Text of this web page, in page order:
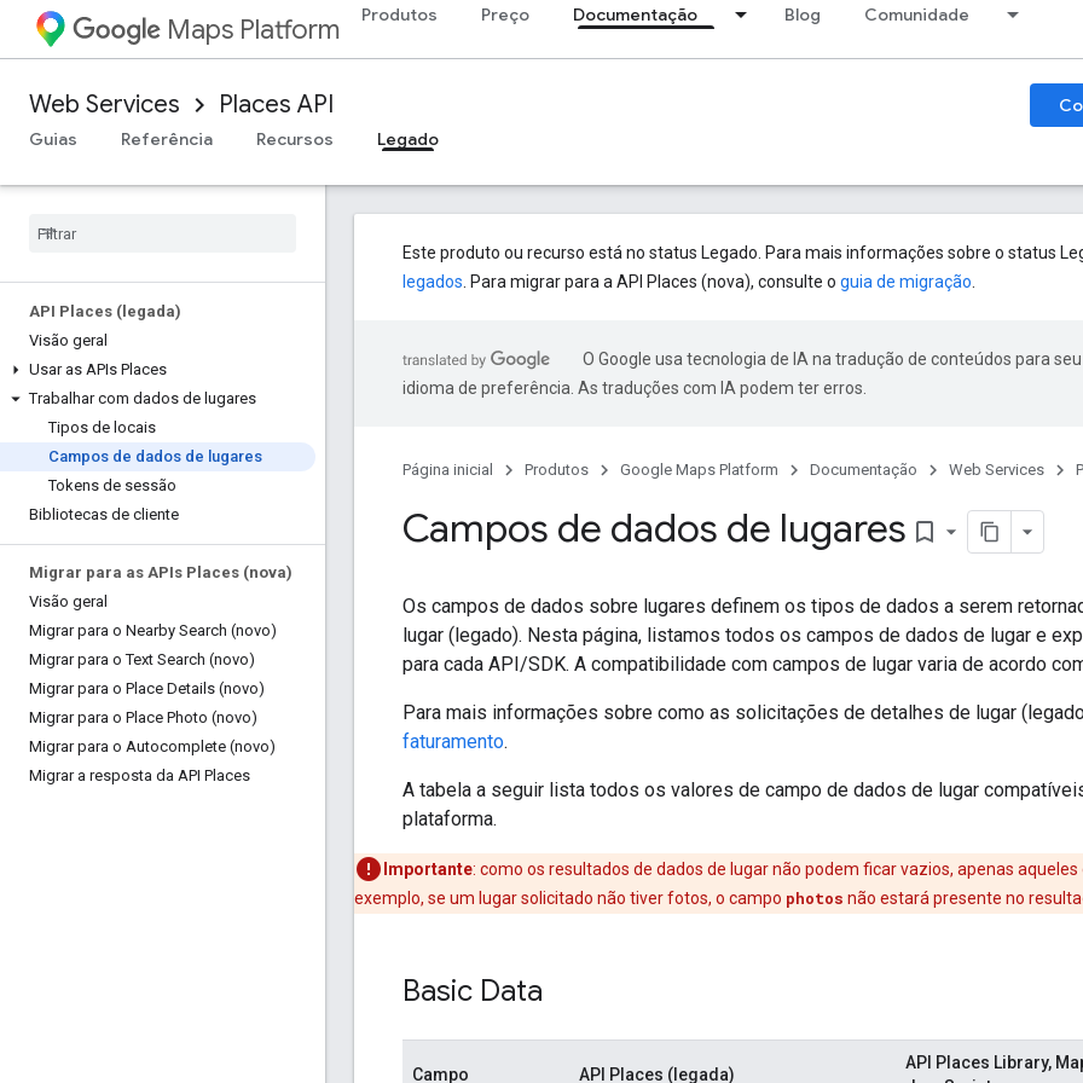
Maps Platform Produtos Preço Documentação Blog Comunidade
Web Services Places API
Guias
Referência Recursos Legado
API Places (legada)
Visão geral
Usar as APIs Places
Trabalhar com dados de lugares
Tipos de locais
Campos de dados de lugares
Tokens de sessão
Bibliotecas de cliente
Migrar para as APIs Places (nova)
Visão geral
Migrar para o Nearby Search (novo)
Migrar para o Text Search (novo)
Migrar para o Place Details (novo)
Migrar para o Place Photo (novo)
Migrar para o Autocomplete (novo)
Migrar a resposta da API Places
Este produto ou recurso está no status Legado. Para mais informações sobre o status
legados . Para migrar para a API Places (nova), consulte o guia de migração
O Google usa tecnologia de IA na tradução de conteúdos para seu
idioma de preferência. As traduções com IA podem ter erros.
Página inicial Produtos Google Maps Platform Documentação Web Services
Campos de dados de lugares bookmark_border
Os campos de dados sobre lugares definem os tipos de dados a serem
lugar (legado). Nesta página, listamos todos os campos de dados de lugar e
para cada API/SDK. A compatibilidade com campos de lugar varia de acordo
Para mais informações sobre como as solicitações de detalhes de lugar
faturamento.
A tabela a seguir lista todos os valores de campo de dados de lugar
plataforma.
Importante: como os resultados de dados de lugar não podem ficar vazios, apenas
exemplo, se um lugar solicitado não tiver fotos, o campo photos não estará presente no
Basic Data
Campo API Places (legada)
API Places Library,